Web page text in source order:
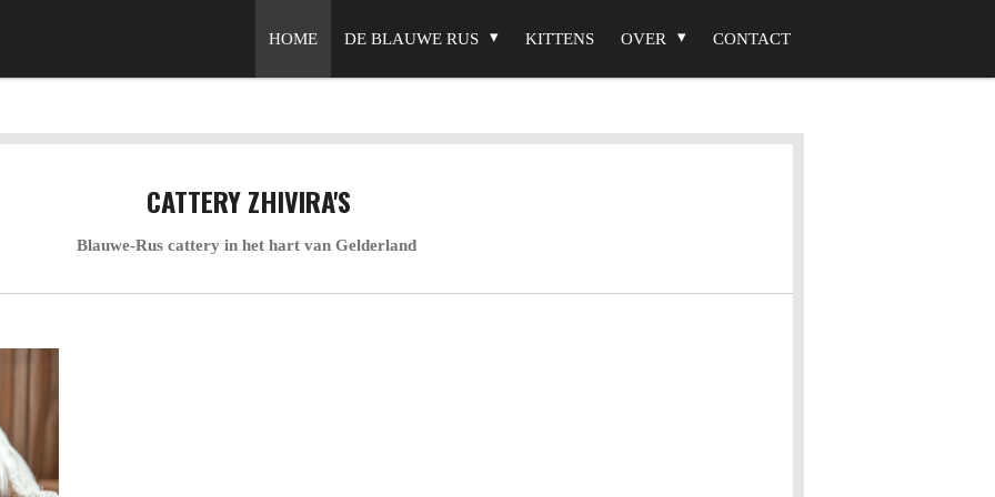
HOME DE BLAUWE RUS KITTENS OVER CONTACT
CATTERY ZHIVIRA'S
Blauwe-Rus cattery in het hart van Gelderland